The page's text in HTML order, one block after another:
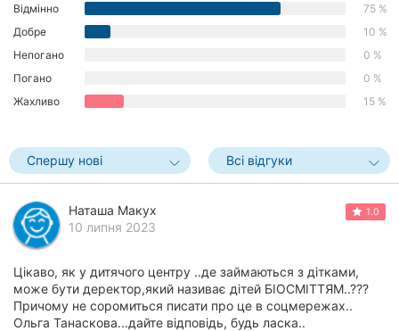
Чернігів
Черкаси
Івано-
Франківськ
Луцьк
Ужгород
Карпати
Відмінно
75 %
Добре
10 %
Непогано
0 %
Погано
0 %
Жахливо
15 %
Спершу нові Всі відгуки
Наташа Макух
10 липня 2023
1.0
Цікаво, як у дитячого центру ..де займаються з дітками,
може бути деректор,який називає дітей БІОСМІТТЯМ..???
Причому не соромиться писати про це в соцмережах..
Ольга Танаскова...дайте відповідь, будь ласка..